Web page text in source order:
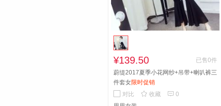
¥139.50
已售0件
蔚缇2017夏季小花网纱+吊带+喇叭裤三
件套女限时促销
对比
 收藏  0